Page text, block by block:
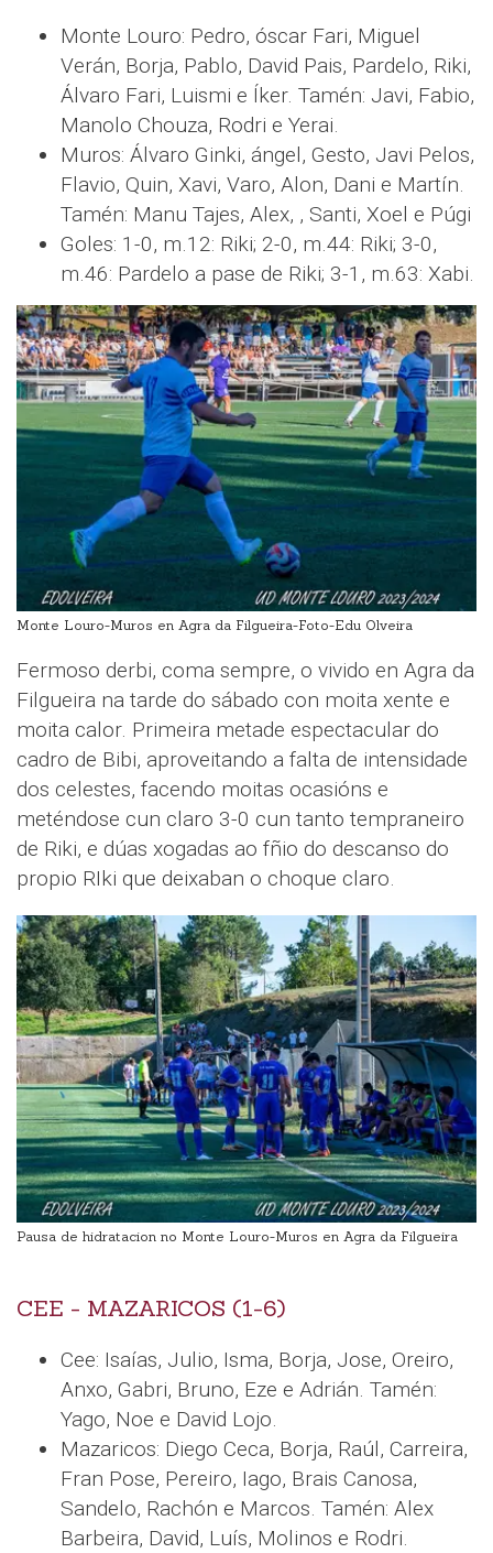
Monte Louro: Pedro, óscar Fari, Miguel
Verán, Borja, Pablo, David Pais, Pardelo, Riki,
Álvaro Fari, Luismi e Íker. Tamén: Javi, Fabio,
Manolo Chouza, Rodri e Yerai.
Muros: Álvaro Ginki, ángel, Gesto, Javi Pelos,
Flavio, Quin, Xavi, Varo, Alon, Dani e Martín.
Tamén: Manu Tajes, Alex, , Santi, Xoel e Púgi
Goles: 1-0, m.12: Riki; 2-0, m.44: Riki; 3-0,
m.46: Pardelo a pase de Riki; 3-1, m.63: Xabi.
Monte Louro-Muros en Agra da Filgueira-Foto-Edu Olveira
Fermoso derbi, coma sempre, o vivido en Agra da
Filgueira na tarde do sábado con moita xente e
moita calor. Primeira metade espectacular do
cadro de Bibi, aproveitando a falta de intensidade
dos celestes, facendo moitas ocasións e
meténdose cun claro 3-0 cun tanto tempraneiro
de Riki, e dúas xogadas ao fñio do descanso do
propio RIki que deixaban o choque claro.
Pausa de hidratacion no Monte Louro-Muros en Agra da Filgueira
CEE - MAZARICOS (1-6)
Cee: Isaías, Julio, Isma, Borja, Jose, Oreiro,
Anxo, Gabri, Bruno, Eze e Adrián. Tamén:
Yago, Noe e David Lojo.
Mazaricos: Diego Ceca, Borja, Raúl, Carreira,
Fran Pose, Pereiro, Iago, Brais Canosa,
Sandelo, Rachón e Marcos. Tamén: Alex
Barbeira, David, Luís, Molinos e Rodri.